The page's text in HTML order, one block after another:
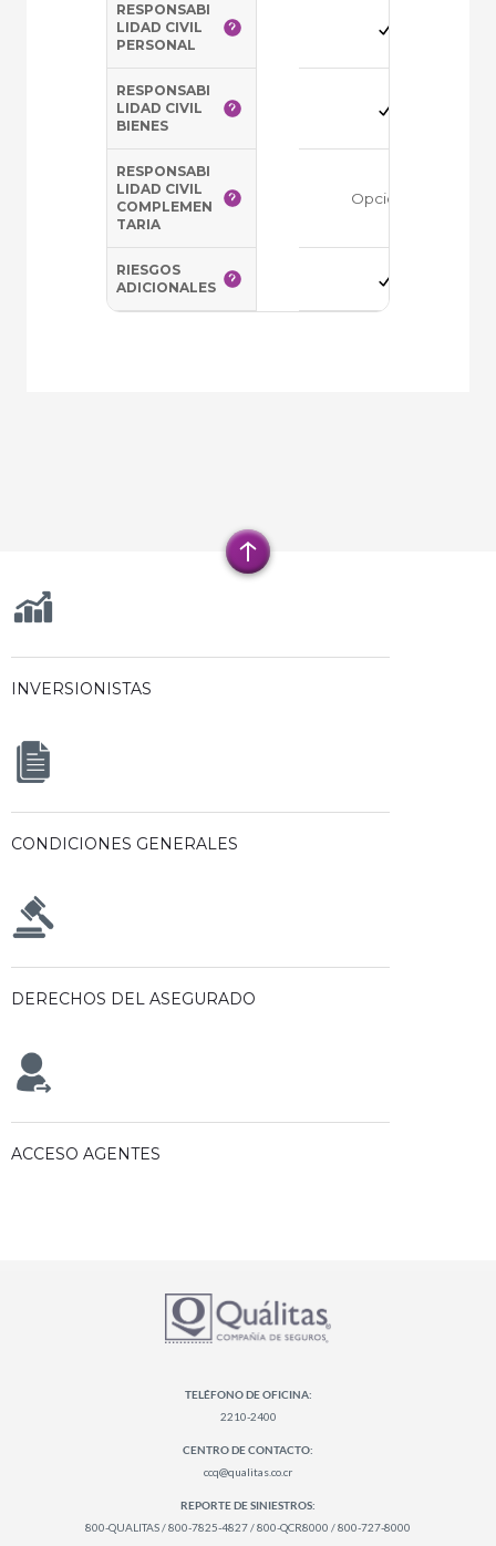
RESPONSABI
LIDAD CIVIL
PERSONAL
RESPONSABI
LIDAD CIVIL
BIENES
RESPONSABI
LIDAD CIVIL
COMPLEMEN
TARIA
Opcional
RIESGOS
ADICIONALES
INVERSIONISTAS
CONDICIONES GENERALES
DERECHOS DEL ASEGURADO
ACCESO AGENTES
TELÉFONO DE OFICINA:
2210-2400
CENTRO DE CONTACTO:
ccq@qualitas.co.cr
REPORTE DE SINIESTROS:
800-QUALITAS / 800-7825-4827 / 800-QCR8000 / 800-727-8000